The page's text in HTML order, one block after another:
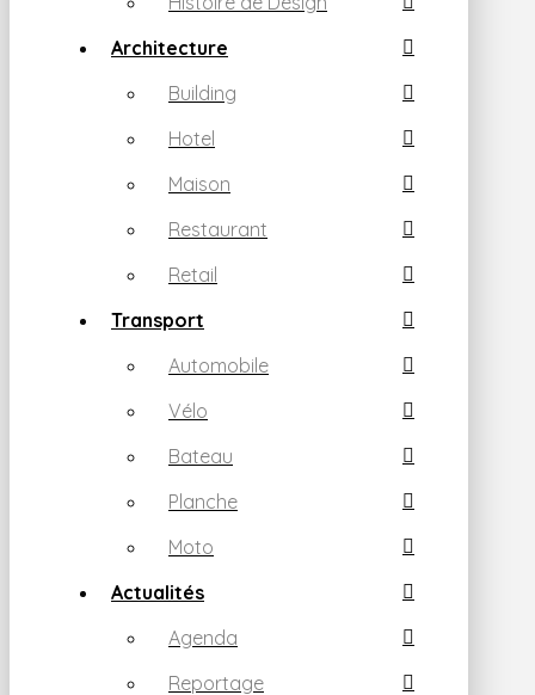
Architecture
Building
Hotel
Maison
Restaurant
Retail
Transport
Automobile
Vélo
Bateau
Planche
Moto
Actualités
Agenda
Reportage